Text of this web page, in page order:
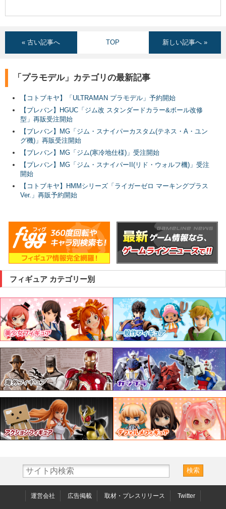
« 古い記事へ TOP 新しい記事へ »
「プラモデル」カテゴリの最新記事
【コトブキヤ】「ULTRAMAN プラモデル」予約開始
【プレバン】HGUC「ジム改 スタンダードカラー&ボール改修
型」再販受注開始
【プレバン】MG「ジム・スナイパーカスタム(テネス・A・ユン
グ機)」再販受注開始
【プレバン】MG「ジム(寒冷地仕様)」受注開始
【プレバン】MG「ジム・スナイパーII(リド・ウォルフ機)」受注
開始
【コトブキヤ】HMMシリーズ「ライガーゼロ マーキングプラス
Ver.」再販予約開始
フィギュア カテゴリー別
運営会社 広告掲載 取材・プレスリリース Twitter